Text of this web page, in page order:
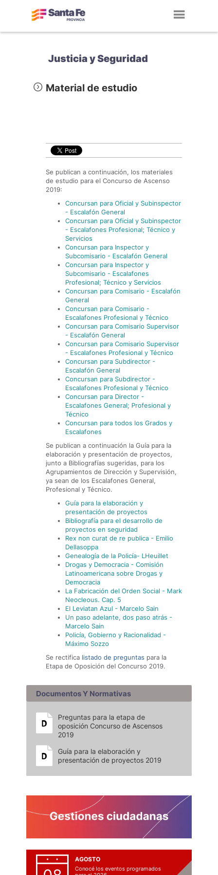
Justicia y Seguridad
Material de estudio
Se publican a continuación, los materiales
de estudio para el Concurso de Ascenso
2019:
Concursan para Oficial y Subinspector
- Escalafón General
Concursan para Oficial y Subinspector
- Escalafones Profesional; Técnico y
Servicios
Concursan para Inspector y
Subcomisario - Escalafón General
Concursan para Inspector y
Subcomisario - Escalafones
Profesional; Técnico y Servicios
Concursan para Comisario - Escalafón
General
Concursan para Comisario -
Escalafones Profesional y Técnico
Concursan para Comisario Supervisor
- Escalafón General
Concursan para Comisario Supervisor
- Escalafones Profesional y Técnico
Concursan para Subdirector -
Escalafón General
Concursan para Subdirector -
Escalafones Profesional y Técnico
Concursan para Director -
Escalafones General; Profesional y
Técnico
Concursan para todos los Grados y
Escalafones
Se publican a continuación la Guía para la
elaboración y presentación de proyectos,
junto a Bibliografías sugeridas, para los
Agrupamientos de Dirección y Supervisión,
ya sean de los Escalafones General,
Profesional y Técnico.
Guía para la elaboración y
presentación de proyectos
Bibliografía para el desarrollo de
proyectos en seguridad
Rex non curat de re publica - Emilio
Dellasoppa
Genealogía de la Policía- LHeuillet
Drogas y Democracia - Comisión
Latinoamericana sobre Drogas y
Democracia
La Fabricación del Orden Social - Mark
Neocleous. Cap. 5
El Leviatan Azul - Marcelo Sain
Un paso adelante, dos paso atrás -
Marcelo Sain
Policía, Gobierno y Racionalidad -
Máximo Sozzo
Se rectifica listado de preguntas para la
Etapa de Oposición del Concurso 2019.
Documentos Y Normativas
Preguntas para la etapa de
oposición Concurso de Ascensos
2019
Guía para la elaboración y
presentación de proyectos 2019
AGOSTO
Conocé los eventos programados